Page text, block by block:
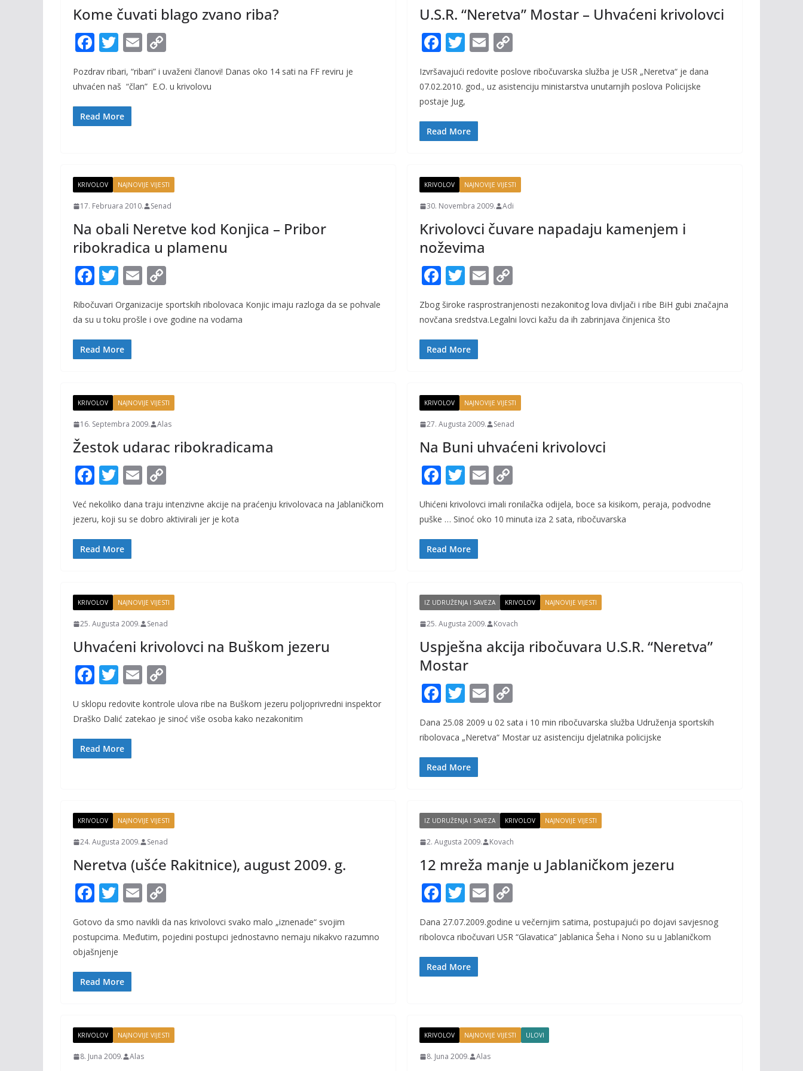
Kome čuvati blago zvano riba?
F
ac
e
b
o
T
itt
er
E
ai
o
p
Pozdrav ribari, “ribari” i uvaženi članovi! Danas oko 14 sati na FF reviru je
uhvaćen naš “član” E.O. u krivolovu
Read More
U.S.R. “Neretva” Mostar – Uhvaćeni krivolovci
F
e
b
o
o
T
w
itt
er
E
ai
o
p
Izvršavajući redovite poslove ribočuvarska služba je USR „Neretva“ je dana
07.02.2010. god., uz asistenciju ministarstva unutarnjih poslova Policijske
postaje Jug,
Read More
KRIVOLOV NAJNOVIJE VIJESTI
17. Februara 2010. Senad
Na obali Neretve kod Konjica – Pribor
ribokradica u plamenu
F
e
b
o
k
T
itt
er
E
ai p
y
k
Ribočuvari Organizacije sportskih ribolovaca Konjic imaju razloga da se pohvale
da su u toku prošle i ove godine na vodama
Read More
KRIVOLOV NAJNOVIJE VIJESTI
30. Novembra 2009. Adi
Krivolovci čuvare napadaju kamenjem i
noževima
F
ac
e
b
o
k
T
itt
er
E
ai p
k
Zbog široke rasprostranjenosti nezakonitog lova divljači i ribe BiH gubi značajna
novčana sredstva.Legalni lovci kažu da ih zabrinjava činjenica što
Read More
KRIVOLOV NAJNOVIJE VIJESTI
16. Septembra 2009. Alas
Žestok udarac ribokradicama
F
ac
e
b
o
k
T
w
itt
er
E
ai p
k
Već nekoliko dana traju intenzivne akcije na praćenju krivolovaca na Jablaničkom
jezeru, koji su se dobro aktivirali jer je kota
Read More
KRIVOLOV NAJNOVIJE VIJESTI
27. Augusta 2009. Senad
Na Buni uhvaćeni krivolovci
F
ac
e
b
o
k
T
w
itt
er
E
m
ai
o
p
k
Uhićeni krivolovci imali ronilačka odijela, boce sa kisikom, peraja, podvodne
puške … Sinoć oko 10 minuta iza 2 sata, ribočuvarska
Read More
KRIVOLOV NAJNOVIJE VIJESTI
25. Augusta 2009. Senad
Uhvaćeni krivolovci na Buškom jezeru
F
e
b
o
T
w
itt
er
E
m
ai
o
p
U sklopu redovite kontrole ulova ribe na Buškom jezeru poljoprivredni inspektor
Draško Dalić zatekao je sinoć više osoba kako nezakonitim
Read More
IZ UDRUŽENJA I SAVEZA KRIVOLOV NAJNOVIJE VIJESTI
25. Augusta 2009. Kovach
Uspješna akcija ribočuvara U.S.R. “Neretva”
Mostar
F
e
b
o
k
T
itt
er
E
ai p
k
Dana 25.08 2009 u 02 sata i 10 min ribočuvarska služba Udruženja sportskih
ribolovaca „Neretva“ Mostar uz asistenciju djelatnika policijske
Read More
KRIVOLOV NAJNOVIJE VIJESTI
24. Augusta 2009. Senad
Neretva (ušće Rakitnice), august 2009. g.
F
ac
e
b
o
o
T
itt
E
m
ai p
y
Gotovo da smo navikli da nas krivolovci svako malo „iznenade“ svojim
postupcima. Međutim, pojedini postupci jednostavno nemaju nikakvo razumno
objašnjenje
Read More
IZ UDRUŽENJA I SAVEZA KRIVOLOV NAJNOVIJE VIJESTI
2. Augusta 2009. Kovach
12 mreža manje u Jablaničkom jezeru
F
e
b
o
T
itt
er
E
m
ai p
Dana 27.07.2009.godine u večernjim satima, postupajući po dojavi savjesnog
ribolovca ribočuvari USR “Glavatica” Jablanica Šeha i Nono su u Jablaničkom
Read More
KRIVOLOV NAJNOVIJE VIJESTI
8. Juna 2009. Alas
KRIVOLOV NAJNOVIJE VIJESTI ULOVI
8. Juna 2009. Alas